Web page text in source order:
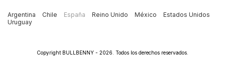
Argentina Chile España Reino Unido México
Estados Unidos
Uruguay
Copyright BULLBENNY - 2026. Todos los derechos reservados.